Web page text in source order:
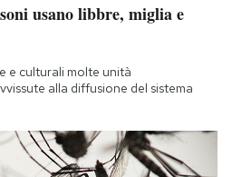
usano libbre, miglia e
e culturali molte unità
alla diffusione del sistema